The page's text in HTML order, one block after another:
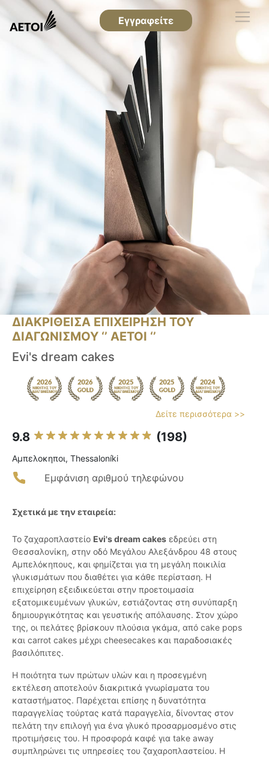
Εγγραφείτε
ΔΙΑΚΡΙΘΕΙΣΑ ΕΠΙΧΕΙΡΗΣΗ ΤΟΥ
ΔΙΑΓΩΝΙΣΜΟΥ ‘’ ΑΕΤΟΙ ‘’
Evi's dream cakes
Δείτε περισσότερα >>
9.8 (198)
Αμπελοκηποι, Thessaloníki
Εμφάνιση αριθμού τηλεφώνου
Σχετικά με την εταιρεία:
Το ζαχαροπλαστείο Evi's dream cakes εδρεύει στη
Θεσσαλονίκη, στην οδό Μεγάλου Αλεξάνδρου 48 στους
Αμπελόκηπους, και φημίζεται για τη μεγάλη ποικιλία
γλυκισμάτων που διαθέτει για κάθε περίσταση. Η
επιχείρηση εξειδικεύεται στην προετοιμασία
εξατομικευμένων γλυκών, εστιάζοντας στη συνύπαρξη
δημιουργικότητας και γευστικής απόλαυσης. Στον χώρο
της, οι πελάτες βρίσκουν πλούσια γκάμα, από cake pops
και carrot cakes μέχρι cheesecakes και παραδοσιακές
βασιλόπιτες.
Η ποιότητα των πρώτων υλών και η προσεγμένη
εκτέλεση αποτελούν διακριτικά γνωρίσματα του
καταστήματος. Παρέχεται επίσης η δυνατότητα
παραγγελίας τούρτας κατά παραγγελία, δίνοντας στον
πελάτη την επιλογή για ένα γλυκό προσαρμοσμένο στις
προτιμήσεις του. Η προσφορά καφέ για take away
συμπληρώνει τις υπηρεσίες του ζαχαροπλαστείου. Η